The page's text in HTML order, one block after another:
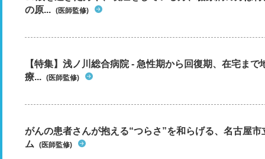
の原... (医師監修)
【特集】浅ノ川総合病院 - 急性期から回復期、在宅ま
療... (医師監修)
がんの患者さんが抱える“つらさ”を和らげる、名古屋
ム
(医師監修)